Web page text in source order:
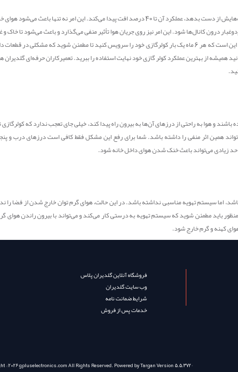
اگر سیستم تهویه مطبوع مقدار زیادی هوا را از طریق داکت‌هایش از دست بدهد، عملکرد آن تا 40
درون کانال‌ها شود. این امر نیز روی جریان هوا تأثیر منفی می‌گذارد و باعث می‌شود تا خاک
باید در اولین فرصت این مشکل را برطرف کنید. توصیه ما این است که هر 6 ماه یک بار کولرگازی خود را سرویس
همیشه از بهترین عملکرد کولر گازی خود نهایت استفاده را ببرید. تعمیرکاران حرفه‌ای
و هوا به راحتی از درزهای آن‌ها به بیرون راه پیدا کند، خیلی جای تعجب ندارد که
همین اثر منفی را داشته باشد. شما برای رفع این مشکل فقط کافی است درزهای درب و
زیادی می‌تواند باعث خنک شدن هوای داخل خانه شود.
اما سیستم تهویه مناسبی نداشته باشد. در این حالت، هوای گرم توان خارج شدن از فضا را
باید مطمئن شوید که سیستم تهویه به درستی کار می‌کند و می‌تواند با بیرون راندن
کهنه و گرم خارج شود.
فروشگاه آنلاین گلدیران پلاس
وب سایت گلدیران
شرایط ضمانت نامه
خدمات پس از فروش
©2026gpluselectronics.comAll Rights Reserved. Powered byTarganVersion 5.5.372®